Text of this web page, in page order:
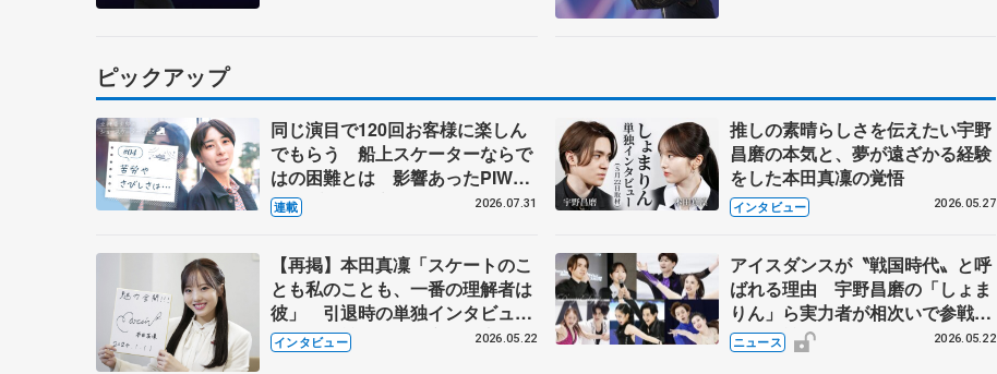
ピックアップ
同じ演目で120回お客様に楽しん
でもらう 船上スケーターならで
はの困難とは 影響あったPIW前
キャプテン松永さんの存在
連載 2026.07.31
推しの素晴らしさを伝えたい宇野
昌磨の本気と、夢が遠ざかる経験
をした本田真凜の覚悟
インタビュー 2026.05.27
【再掲】本田真凜「スケートのこ
とも私のことも、一番の理解者は
彼」 引退時の単独インタビュー
で語った競技人生や家族、恋人、
これからの夢…
インタビュー 2026.05.22
アイスダンスが〝戦国時代〟と呼
ばれる理由 宇野昌磨の「しょま
りん」ら実力者が相次いで参戦
国内の競争激化
ニュース 2026.05.22